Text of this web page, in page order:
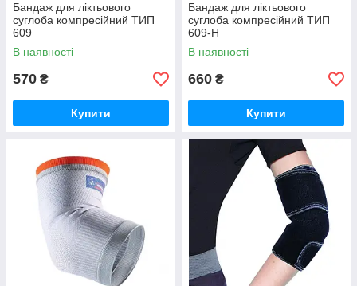
Бандаж для ліктьового
суглоба компресійний ТИП
609
В наявності
570 ₴
Купити
Бандаж для ліктьового
суглоба компресійний ТИП
609-Н
В наявності
660 ₴
Купити